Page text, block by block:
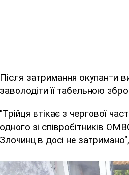
Після затримання окупанти
заволодіти її табельною
"Трійця втікає з чергової
одного зі співробітників
Злочинців досі не